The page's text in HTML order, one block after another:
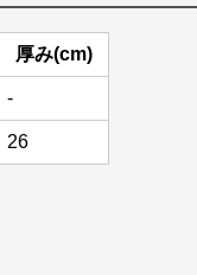
厚み(cm)
-
26